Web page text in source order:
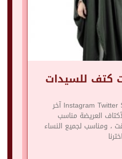
كتف للسيدات
Instagram Twitter Snapchat Youtube آخر
العريضة مناسب
، ومناسب لجميع النساء